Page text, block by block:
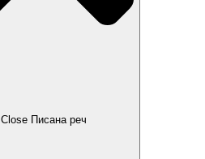
Close Писана реч